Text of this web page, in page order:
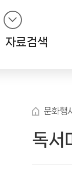
자료검색
문화행
독서